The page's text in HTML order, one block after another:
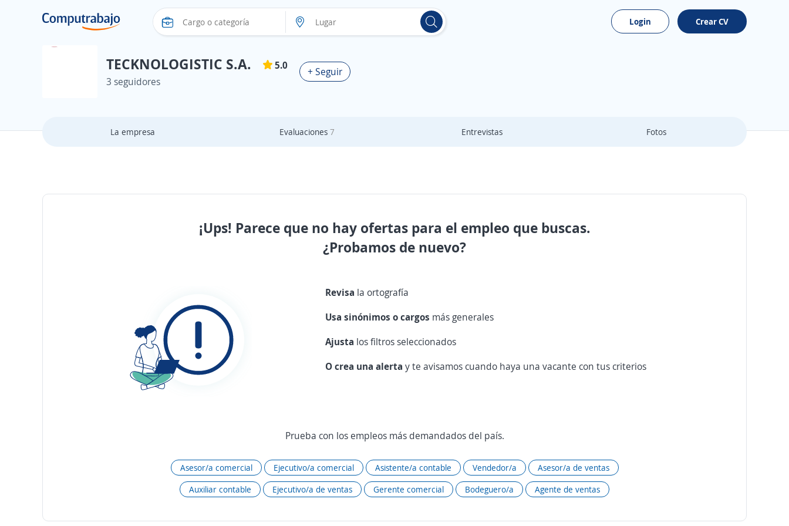
Login Crear CV
TECKNOLOGISTIC S.A.
5.0
3 seguidores
+ Seguir
La empresa Evaluaciones7 Entrevistas Fotos
¡Ups! Parece que no hay ofertas para el empleo que buscas.
¿Probamos de nuevo?
Revisa la ortografía
Usa sinónimos o cargos más generales
Ajusta los filtros seleccionados
O crea una alertay te avisamos cuando haya una vacante con tus criterios
Prueba con los empleos más demandados del país.
Asesor/a comercial Ejecutivo/a comercial Asistente/a contable Vendedor/a
Asesor/a de ventas
Auxiliar contable
Ejecutivo/a de ventas Gerente comercial Bodeguero/a Agente de ventas